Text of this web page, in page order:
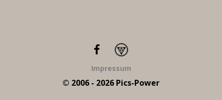
Impressum
© 2006 - 2026 Pics-Power